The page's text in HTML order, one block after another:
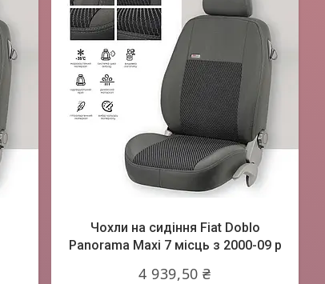
Чохли на сидіння Fiat Doblo
Panorama Maxi 7 місць з 2000-09 р
4 939,50 ₴